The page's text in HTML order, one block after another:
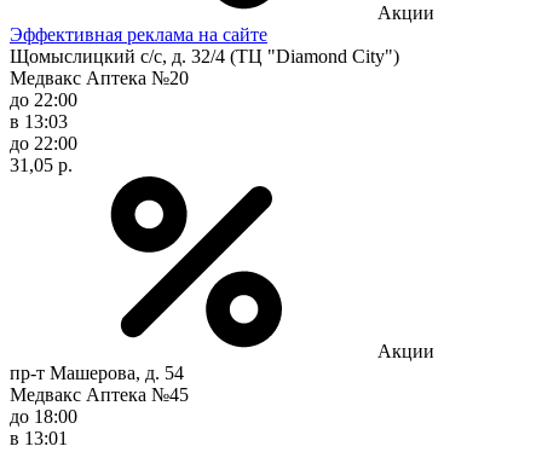
Акции
Эффективная реклама на сайте
Щомыслицкий с/с, д. 32/4 (ТЦ "Diamond City")
Медвакс Аптека №20
до 22:00
в 13:03
до 22:00
31,05 р.
Акции
пр-т Машерова, д. 54
Медвакс Аптека №45
до 18:00
в 13:01